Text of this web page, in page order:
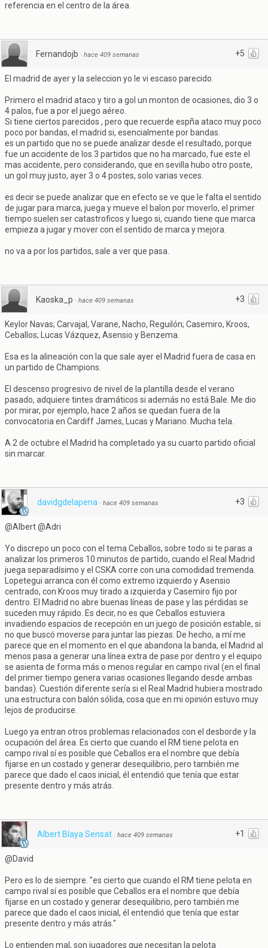
referencia en el centro de la área.
+5
Fernandojb · hace 409 semanas
El madrid de ayer y la seleccion yo le vi escaso parecido.
Primero el madrid ataco y tiro a gol un monton de ocasiones, dio 3 o
4 palos, fue a por el juego aéreo.
Si tiene ciertos parecidos , pero que recuerde espña ataco muy poco
poco por bandas, el madrid si, esencialmente por bandas.
es un partido que no se puede analizar desde el resultado, porque
fue un accidente de los 3 partidos que no ha marcado, fue este el
mas accidente, pero considerando, que en sevilla hubo otro poste,
un gol muy justo, ayer 3 o 4 postes, solo varias veces.
es decir se puede analizar que en efecto se ve que le falta el sentido
de jugar para marca, juega y mueve el balon por moverlo, el primer
tiempo suelen ser catastroficos y luego si, cuando tiene que marca
empieza a jugar y mover con el sentido de marca y mejora.
no va a por los partidos, sale a ver que pasa.
+3
Kaoska_p · hace 409 semanas
Keylor Navas; Carvajal, Varane, Nacho, Reguilón; Casemiro, Kroos,
Ceballos; Lucas Vázquez, Asensio y Benzema.
Esa es la alineación con la que sale ayer el Madrid fuera de casa en
un partido de Champions.
El descenso progresivo de nivel de la plantilla desde el verano
pasado, adquiere tintes dramáticos si además no está Bale. Me dio
por mirar, por ejemplo, hace 2 años se quedan fuera de la
convocatoria en Cardiff James, Lucas y Mariano. Mucha tela.
A 2 de octubre el Madrid ha completado ya su cuarto partido oficial
sin marcar.
+3
davidgdelapena · hace 409 semanas
@Albert @Adri
Yo discrepo un poco con el tema Ceballos, sobre todo si te paras a
analizar los primeros 10 minutos de partido, cuando el Real Madrid
juega separadísimo y el CSKA corre con una comodidad tremenda.
Lopetegui arranca con él como extremo izquierdo y Asensio
centrado, con Kroos muy tirado a izquierda y Casemiro fijo por
dentro. El Madrid no abre buenas líneas de pase y las pérdidas se
suceden muy rápido. Es decir, no es que Ceballos estuviera
invadiendo espacios de recepción en un juego de posición estable, si
no que buscó moverse para juntar las piezas. De hecho, a mí me
parece que en el momento en el que abandona la banda, el Madrid al
menos pasa a generar una línea extra de pase por dentro y el equipo
se asienta de forma más o menos regular en campo rival (en el final
del primer tiempo genera varias ocasiones llegando desde ambas
bandas). Cuestión diferente sería si el Real Madrid hubiera mostrado
una estructura con balón sólida, cosa que en mi opinión estuvo muy
lejos de producirse.
Luego ya entran otros problemas relacionados con el desborde y la
ocupación del área. Es cierto que cuando el RM tiene pelota en
campo rival sí es posible que Ceballos era el nombre que debía
fijarse en un costado y generar desequilibrio, pero también me
parece que dado el caos inicial, él entendió que tenía que estar
presente dentro y más atrás.
+1
Albert Blaya Sensat · hace 409 semanas
@David
Pero es lo de siempre. "es cierto que cuando el RM tiene pelota en
campo rival sí es posible que Ceballos era el nombre que debía
fijarse en un costado y generar desequilibrio, pero también me
parece que dado el caos inicial, él entendió que tenía que estar
presente dentro y más atrás."
Lo entienden mal, son jugadores que necesitan la pelota